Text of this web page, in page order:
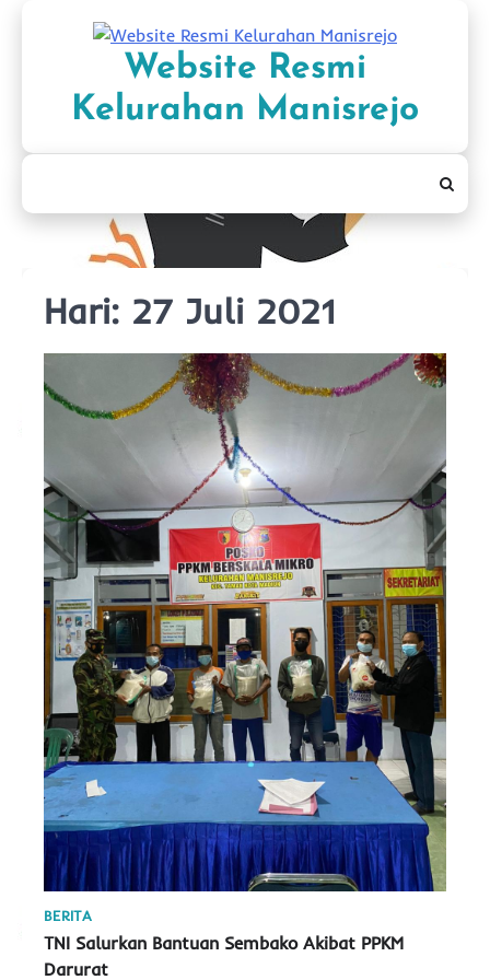
Website Resmi
Kelurahan Manisrejo
Hari: 27 Juli 2021
BERITA
TNI Salurkan Bantuan Sembako Akibat PPKM
Darurat